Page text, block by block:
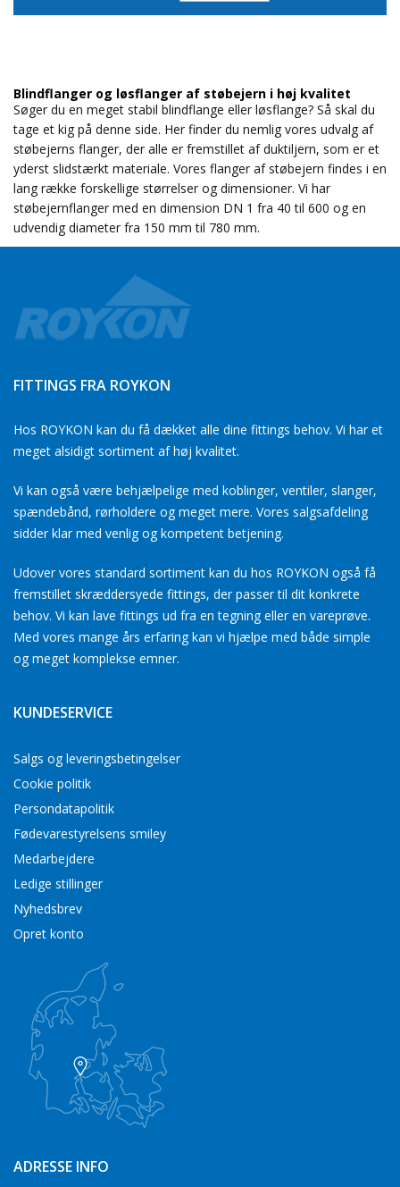
Blindflanger og løsflanger af støbejern i høj kvalitet
Søger du en meget stabil blindflange eller løsflange? Så skal du
tage et kig på denne side. Her finder du nemlig vores udvalg af
støbejerns flanger, der alle er fremstillet af duktiljern, som er et
yderst slidstærkt materiale. Vores flanger af støbejern findes i en
lang række forskellige størrelser og dimensioner. Vi har
støbejernflanger med en dimension DN 1 fra 40 til 600 og en
udvendig diameter fra 150 mm til 780 mm.
FITTINGS FRA ROYKON
Hos ROYKON kan du få dækket alle dine fittings behov. Vi har et
meget alsidigt sortiment af høj kvalitet.
Vi kan også være behjælpelige med koblinger, ventiler, slanger,
spændebånd, rørholdere og meget mere. Vores salgsafdeling
sidder klar med venlig og kompetent betjening.
Udover vores standard sortiment kan du hos ROYKON også få
fremstillet skræddersyede fittings, der passer til dit konkrete
behov. Vi kan lave fittings ud fra en tegning eller en vareprøve.
Med vores mange års erfaring kan vi hjælpe med både simple
og meget komplekse emner.
KUNDESERVICE
Salgs og leveringsbetingelser
Cookie politik
Persondatapolitik
Fødevarestyrelsens smiley
Medarbejdere
Ledige stillinger
Nyhedsbrev
Opret konto
ADRESSE INFO